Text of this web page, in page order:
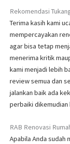
Rekomendasi
Terima kasih kami
mempercayakan
agar bisa tetap
menerima kritik
kami menjadi lebih
review semua dan
jalankan baik ada
perbaiki dikemudian
RAB Renovasi
Apabila Anda sudah